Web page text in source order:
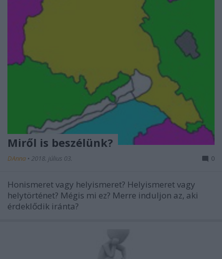
Miről is beszélünk?
DAnna • 2018. július 03. 0
Honismeret vagy helyismeret? Helyismeret vagy
helytörténet? Mégis mi ez? Merre induljon az, aki
érdeklődik iránta?